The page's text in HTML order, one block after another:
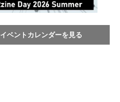
イベントカレンダーを見る